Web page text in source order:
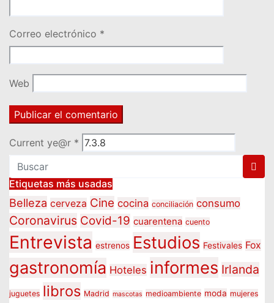
Correo electrónico *
Web
Current ye@r *
Etiquetas más usadas
Belleza cerveza Cine cocina conciliación consumo
Coronavirus Covid-19 cuarentena cuento
Entrevista estrenos Estudios Festivales Fox
gastronomía Hoteles informes Irlanda
juguetes libros Madrid mascotas medioambiente moda mujeres